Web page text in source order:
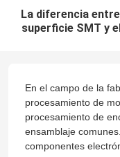
La diferencia
superficie SMT y
En el campo de la
procesamiento de
procesamiento de
ensamblaje
componentes